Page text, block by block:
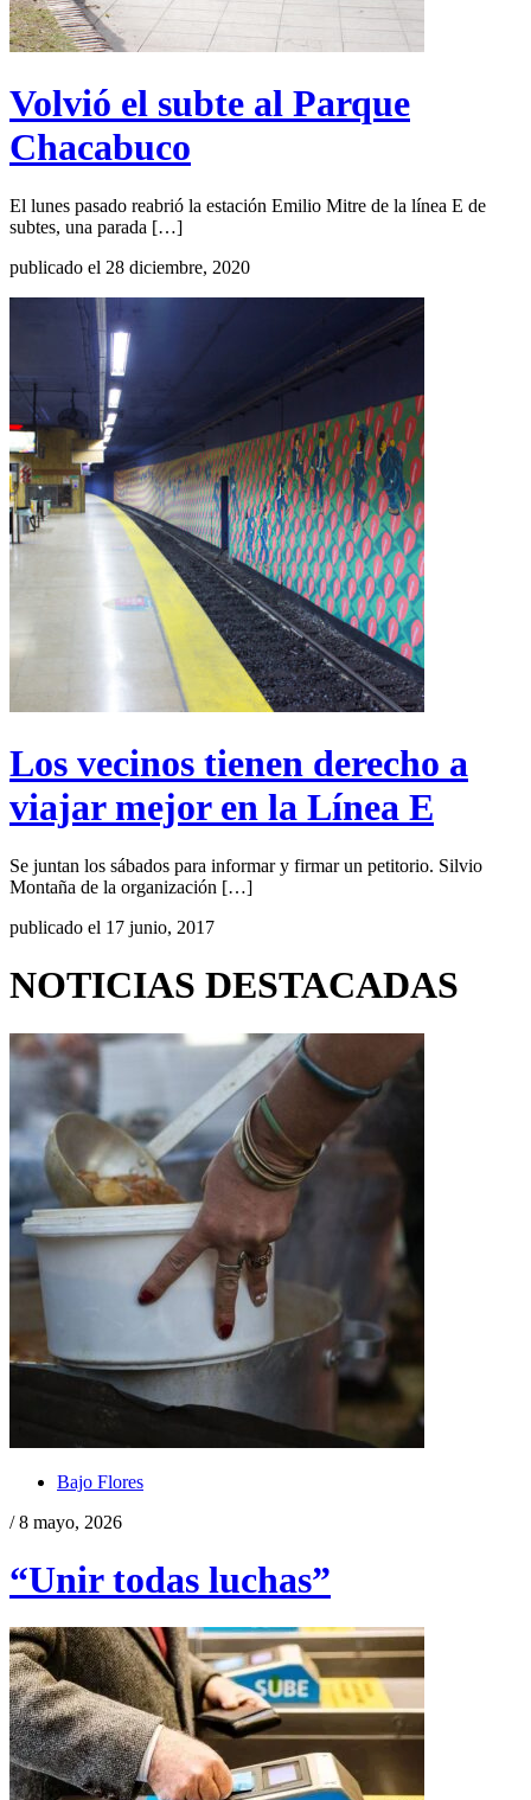
Volvió el subte al Parque
Chacabuco
El lunes pasado reabrió la estación Emilio Mitre de la línea E de
subtes, una parada […]
publicado el 28 diciembre, 2020
Los vecinos tienen derecho a
viajar mejor en la Línea E
Se juntan los sábados para informar y firmar un petitorio. Silvio
Montaña de la organización […]
publicado el 17 junio, 2017
NOTICIAS DESTACADAS
Bajo Flores
/ 8 mayo, 2026
“Unir todas luchas”